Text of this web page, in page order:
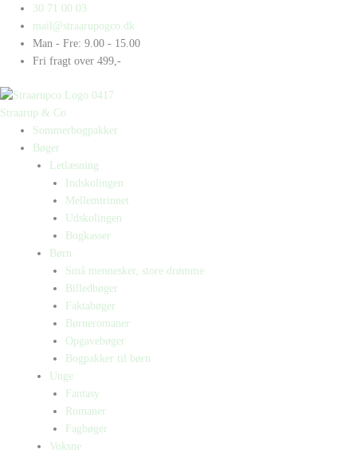
indholdet
30 71 00 03
mail@straarupogco.dk
Man - Fre: 9.00 - 15.00
Fri fragt over 499,-
Straarup & Co
Sommerbogpakker
Bøger
Letlæsning
Indskolingen
Mellemtrinnet
Udskolingen
Bogkasser
Børn
Små mennesker, store drømme
Billedbøger
Faktabøger
Børneromaner
Opgavebøger
Bogpakker til børn
Unge
Fantasy
Romaner
Fagbøger
Voksne
Products
search
Products
search